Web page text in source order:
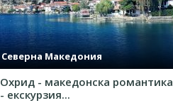
Северна Македония
Охрид - македонска романтика
- екскурзия...